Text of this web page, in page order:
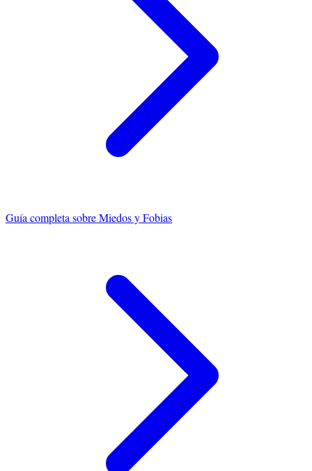
Guía completa sobreMiedos y Fobias